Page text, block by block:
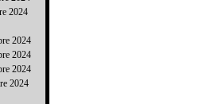
2024
2024
2024
2024
2024